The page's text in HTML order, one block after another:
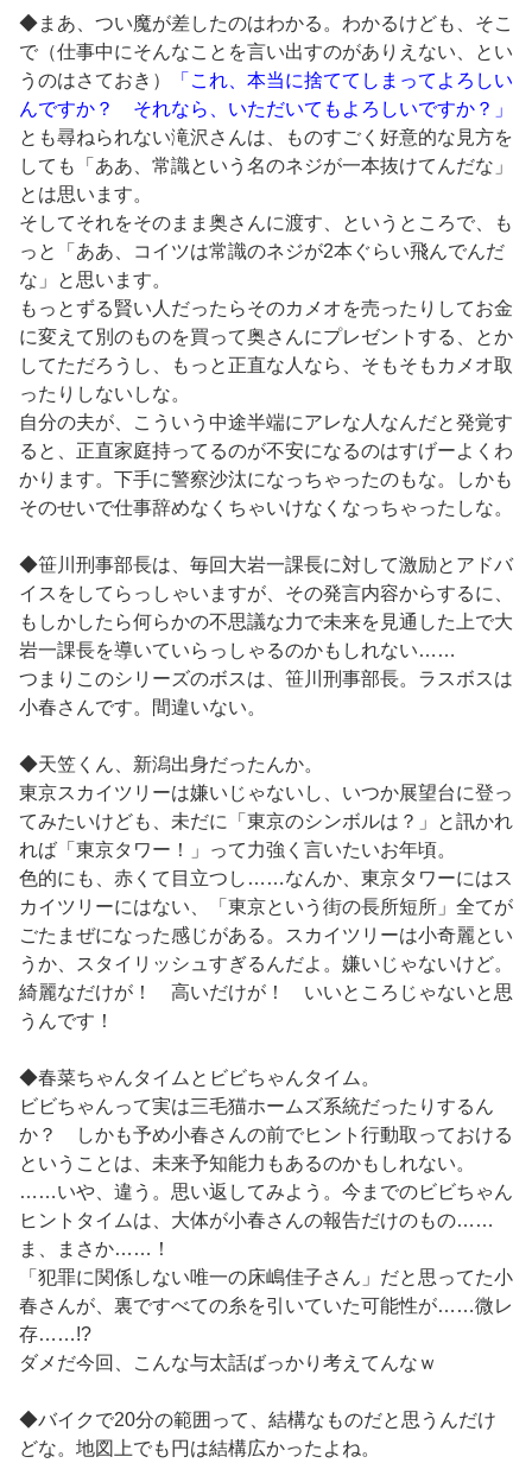
◆まあ、つい魔が差したのはわかる。わかるけども、そこ
で（仕事中にそんなことを言い出すのがありえない、とい
うのはさておき）
「これ、本当に捨ててしまってよろしい
んですか？ それなら、いただいてもよろしいですか？」
とも尋ねられない滝沢さんは、ものすごく好意的な見方を
しても「ああ、常識という名のネジが一本抜けてんだな」
とは思います。
そしてそれをそのまま奥さんに渡す、というところで、も
っと「ああ、コイツは常識のネジが2本ぐらい飛んでんだ
な」と思います。
もっとずる賢い人だったらそのカメオを売ったりしてお金
に変えて別のものを買って奥さんにプレゼントする、とか
してただろうし、もっと正直な人なら、そもそもカメオ取
ったりしないしな。
自分の夫が、こういう中途半端にアレな人なんだと発覚す
ると、正直家庭持ってるのが不安になるのはすげーよくわ
かります。下手に警察沙汰になっちゃったのもな。しかも
そのせいで仕事辞めなくちゃいけなくなっちゃったしな。
◆笹川刑事部長は、毎回大岩一課長に対して激励とアドバ
イスをしてらっしゃいますが、その発言内容からするに、
もしかしたら何らかの不思議な力で未来を見通した上で大
岩一課長を導いていらっしゃるのかもしれない……
つまりこのシリーズのボスは、笹川刑事部長。ラスボスは
小春さんです。間違いない。
◆天笠くん、新潟出身だったんか。
東京スカイツリーは嫌いじゃないし、いつか展望台に登っ
てみたいけども、未だに「東京のシンボルは？」と訊かれ
れば「東京タワー！」って力強く言いたいお年頃。
色的にも、赤くて目立つし……なんか、東京タワーにはス
カイツリーにはない、「東京という街の長所短所」全てが
ごたまぜになった感じがある。スカイツリーは小奇麗とい
うか、スタイリッシュすぎるんだよ。嫌いじゃないけど。
綺麗なだけが！ 高いだけが！ いいところじゃないと思
うんです！
◆春菜ちゃんタイムとビビちゃんタイム。
ビビちゃんって実は三毛猫ホームズ系統だったりするん
か？ しかも予め小春さんの前でヒント行動取っておける
ということは、未来予知能力もあるのかもしれない。
……いや、違う。思い返してみよう。今までのビビちゃん
ヒントタイムは、大体が小春さんの報告だけのもの……
ま、まさか……！
「犯罪に関係しない唯一の床嶋佳子さん」だと思ってた小
春さんが、裏ですべての糸を引いていた可能性が……微レ
存……!?
ダメだ今回、こんな与太話ばっかり考えてんなｗ
◆バイクで20分の範囲って、結構なものだと思うんだけ
どな。地図上でも円は結構広かったよね。